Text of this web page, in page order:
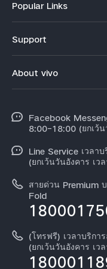
Popular Links
X300 Pro
X300
Y31 5G
Support
ศูนย์บริการ
Funtouch OS
สอบถามเกี่ยวกับราคาอะไห
การตรวจยืนยันหมายเลข
คำแนะนำเกี่ยวกับบัตรรับ
ดาวน์โหลด LUTs สำหรั
About vivo
ข้อมูลข่าว
สมัครงานที่ vivo
ข้อกฏหมาย
เกี่ยวกับเรา
ศูนย์ความเป็นส่วนตัวของวี
ความยั่งยืน
Facebook
8:00-18:00 (ยกเว้
Line Service เวลา
(ยกเว้นวันอังคาร เ
สายด่วน Premium
Fold
(โทรฟรี) เวลาบริก
(ยกเว้นวันอังคาร เ